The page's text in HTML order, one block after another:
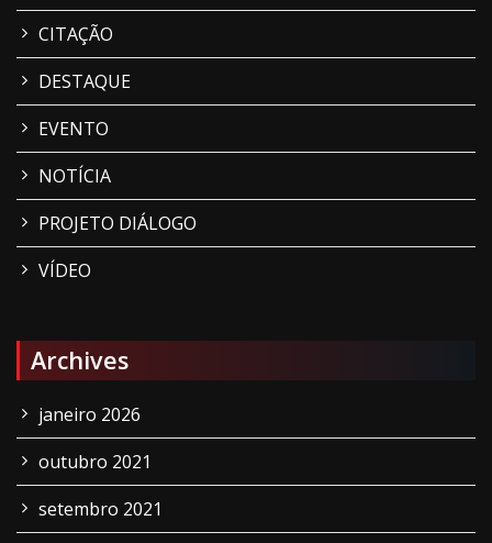
CITAÇÃO
DESTAQUE
EVENTO
NOTÍCIA
PROJETO DIÁLOGO
VÍDEO
Archives
janeiro 2026
outubro 2021
setembro 2021